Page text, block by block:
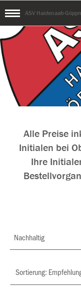
ASV Haidenaab-
Alle Preise
Initialen bei
Ihre
Nachhaltig